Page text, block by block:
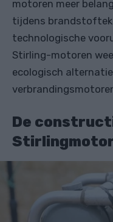
motoren meer
tijdens
technologische
Stirling-motoren
ecologisch
De